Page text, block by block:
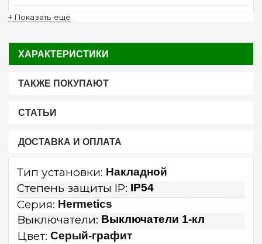
+ Показать ещё
ХАРАКТЕРИСТИКИ
ТАКЖЕ ПОКУПАЮТ
СТАТЬИ
ДОСТАВКА И ОПЛАТА
Тип установки: Накладной
Степень защиты IP: IP54
Серия: Hermetics
Выключатели: Выключатели 1-кл
Цвет: Серый-графит